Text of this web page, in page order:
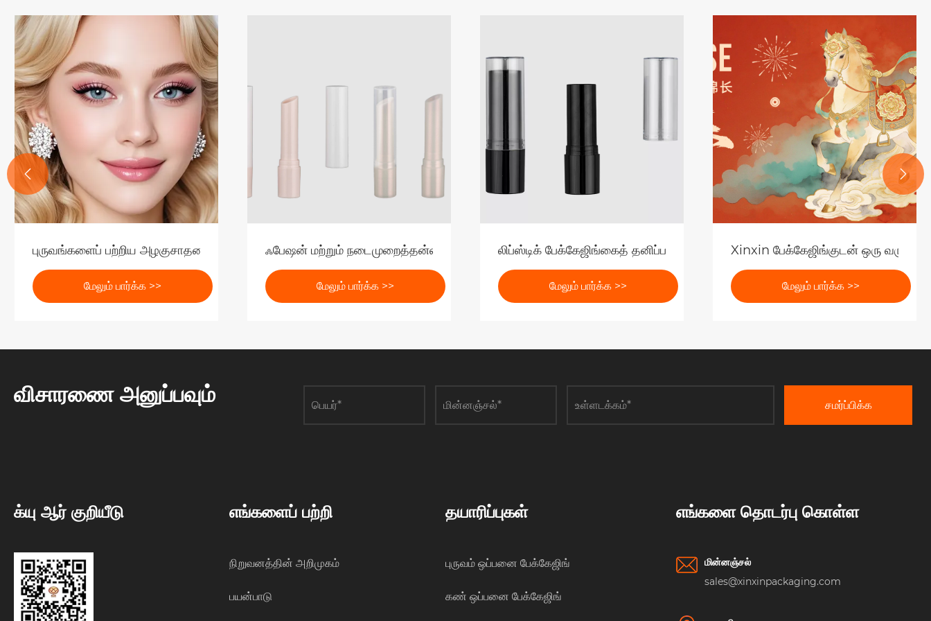
தயாரிப்பு மாதிரிக்காட்சி வகையான லிப்ஸ்டிக் டியூப்
புருவங்களைப் பற்றிய அழகுசாதனப் பொருட்கள் என்ன?
மேலும் பார்க்க >>
ஃபேஷன் மற்றும் நடைமுறைத்தன்மை சமமாக முக்கியமானது, மற்றும் சுற்றுச்சூழல் நட்பு பேக்கேஜிங் போக்கை வழிநடத்துகிறது
மேலும் பார்க்க >>
லிப்ஸ்டிக் பேக்கேஜிங்கைத் தனிப்பயனாக்குவதற்கான திறன்கள் யாவை?
மேலும் பார்க்க >>
Xinxin பேக்கேஜிங்குடன் ஒரு வருட
மேலும் பார்க்க >>
 
விசாரணை அனுப்பவும் சமர்ப்பிக்க
க்யு ஆர் குறியீடு எங்களைப் பற்றி
நிறுவனத்தின் அறிமுகம்
பயன்பாடு
தயாரிப்புகள்
புருவம் ஒப்பனை பேக்கேஜிங்
கண் ஒப்பனை பேக்கேஜிங்
எங்களை தொடர்பு கொள்ள
மின்னஞ்சல்
sales@xinxinpackaging.com